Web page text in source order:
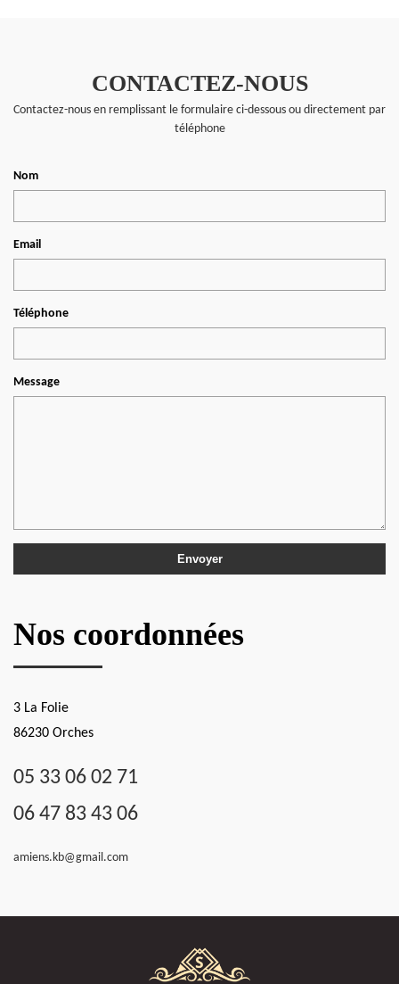
CONTACTEZ-NOUS
Contactez-nous en remplissant le formulaire ci-dessous ou directement par
téléphone
Nom
Email
Téléphone
Message
Nos coordonnées
3 La Folie
86230 Orches
05 33 06 02 71
06 47 83 43 06
amiens.kb@gmail.com